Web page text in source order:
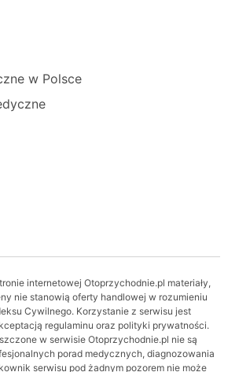
w Polsce
internetowej Otoprzychodnie.pl materiały,
nie stanowią oferty handlowej w rozumieniu
Cywilnego. Korzystanie z serwisu jest
regulaminu oraz polityki prywatności.
w serwisie Otoprzychodnie.pl nie są
porad medycznych, diagnozowania
serwisu pod żadnym pozorem nie może